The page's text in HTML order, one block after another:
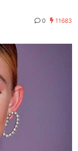
0 11683